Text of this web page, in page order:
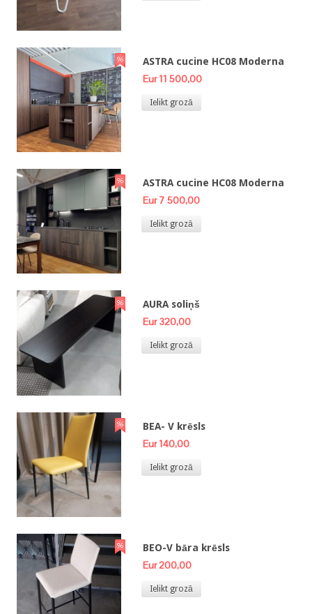
ASTRA cucine HC08 Moderna
Eur 11 500,00
Ielikt grozā
ASTRA cucine HC08 Moderna
Eur 7 500,00
Ielikt grozā
AURA soliņš
Eur 320,00
Ielikt grozā
BEA- V krēsls
Eur 140,00
Ielikt grozā
BEO-V bāra krēsls
Eur 200,00
Ielikt grozā